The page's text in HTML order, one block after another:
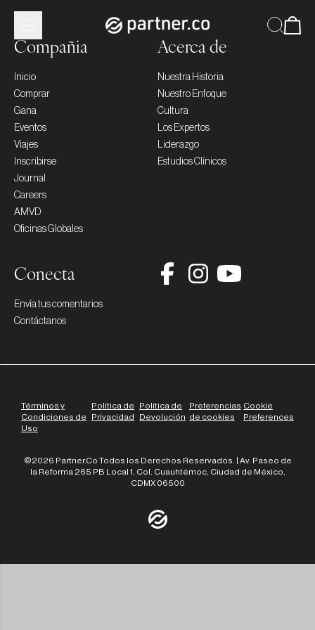
Compañia
Inicio
Comprar
Gana
Eventos
Viajes
Inscribirse
Journal
Careers
AMVD
Oficinas Globales
Acerca de
Nuestra Historia
Nuestro Enfoque
Cultura
Los Expertos
Liderazgo
Estudios Clínicos
Conecta
Envía tus comentarios
Contáctanos
Términos y
Condiciones de
Uso
Política de
Privacidad
Política de
Devolución
Preferencias
de cookies
Cookie
Preferences
©2026 Partner.Co Todos los Derechos Reservados. | Av. Paseo de
la Reforma 265 PB Local 1, Col. Cuauhtémoc, Ciudad de México,
CDMX 06500